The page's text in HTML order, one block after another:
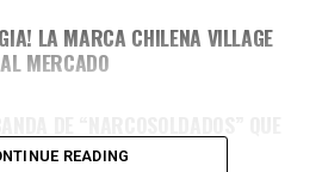
LA MARCA CHILENA VILLAGE
MERCADO
READING